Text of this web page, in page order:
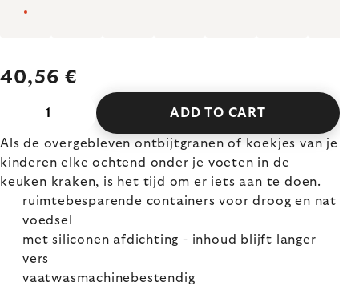
40,56 €
ADD TO CART
Als de overgebleven ontbijtgranen of koekjes van je
kinderen elke ochtend onder je voeten in de
keuken kraken, is het tijd om er iets aan te doen.
ruimtebesparende containers voor droog en nat
voedsel
met siliconen afdichting - inhoud blijft langer
vers
vaatwasmachinebestendig